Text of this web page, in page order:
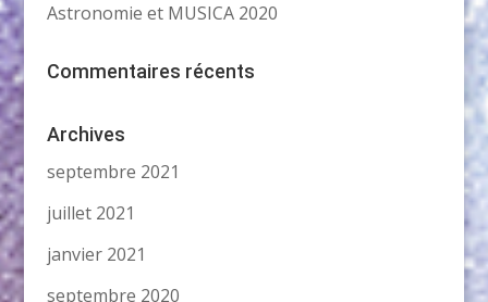
Astronomie et MUSICA 2020
Commentaires récents
Archives
septembre 2021
juillet 2021
janvier 2021
septembre 2020